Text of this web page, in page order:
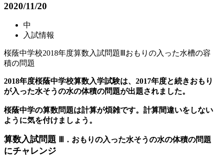
2020/11/20
中
入試情報
桜蔭中学校2018年度算数入試問題Ⅲおもりの入った水槽の容
積の問題
2018年度桜蔭中学校算数入学試験は、2017年度と続きおもり
が入った水そうの水の体積の問題が出題されました。
桜蔭中学の算数問題は計算が煩雑です。計算間違いをしない
ように気を付けましょう。
算数入試問題 Ⅲ．おもりの入った水そうの水の体積の問題
にチャレンジ